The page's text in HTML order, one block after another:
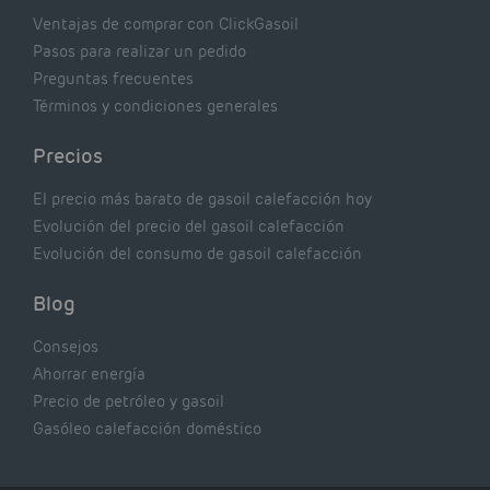
Ventajas de comprar con ClickGasoil
Pasos para realizar un pedido
Preguntas frecuentes
Términos y condiciones generales
Precios
El precio más barato de gasoil calefacción hoy
Evolución del precio del gasoil calefacción
Evolución del consumo de gasoil calefacción
Blog
Consejos
Ahorrar energía
Precio de petróleo y gasoil
Gasóleo calefacción doméstico